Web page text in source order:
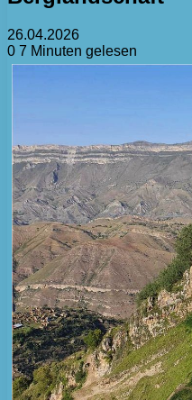
26.04.2026
0 7 Minuten gelesen